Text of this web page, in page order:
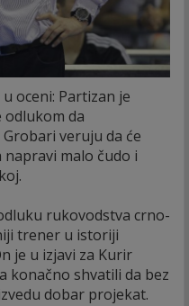
oceni: Partizan je
da
veruju da će
malo čudo i
rukovodstva crno-
trener u istoriji
je u izjavi za Kurir
konačno shvatili da bez
dobar projekat.